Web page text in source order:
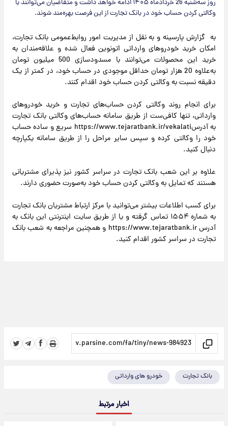
روز سه‌شنبه 26 خردادماه ۱۴۰۵ ادامه خواهد داشت و متقاضیان می‌توانند با
وکالتی کردن حساب خود در بانک تجارت از این فرصت بهر‌ه‌مند شوند.
به گزارش پارسینه و به نقل از مدیریت امور روابط‌عمومی بانک تجارت،
امکان خرید خودروهای وارداتی اتونوین فعال شده و علاقه‌مندان به
خرید این محصولات می‌توانند با مسدودسازی 500 میلیون تومان
به‌علاوه 20 هزار تومان حداقل موجودی در حساب خود، در کمتر از یک
دقیقه نسبت به وکالتی کردن حساب خود اقدام کنند.
برای انجام روند وکالتی کردن حساب‌های تجارت و خرید خودروهای
وارداتی، تنها کافی‌ست از طریق سامانه حساب‌های وکالتی بانک تجارت
به آدرسhttps://www.tejaratbank.ir/vekalati سریع و ساده حساب
خود را وکالتی کرده و سپس سایر مراحل را از طریق سامانه یکپارچه
دنبال کنید.
علاوه بر این شعب بانک تجارت در سراسر کشور نیز پذیرای مشتریانی
هستند که تمایل به وکالتی کردن حساب خود به‌صورت حضوری دارند.
برای کسب اطلاعات بیشتر می‌توانید با مرکز ارتباط مشتریان بانک تجارت
به شماره ۱۵۵۴ تماس گرفته و یا از طریق سایت اینترنتی این بانک به
آدرس https://www.tejaratbank.ir و همچنین مراجعه به شعب بانک
تجارت در سراسر کشور اقدام کنید.
بانک تجارت خودرو های وارداتی
اخبار مرتبط